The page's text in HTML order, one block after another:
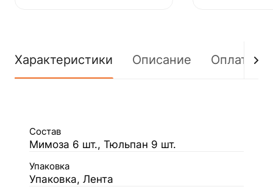
Характеристики Описание Оплата
Состав
Мимоза 6 шт., Тюльпан 9 шт.
Упаковка
Упаковка, Лента